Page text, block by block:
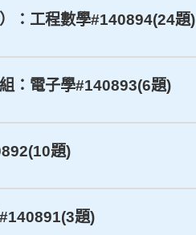
：工程數學#140894(24題)
：電子學#140893(6題)
題)
題)